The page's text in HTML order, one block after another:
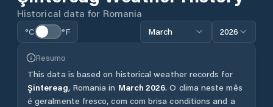
Historical data for Romania
°C °F March 2026
Resumo
This data is based on historical weather records for
Şintereag, Romania in March 2026.O clima neste mês
é geralmente fresco, com com brisa conditions and a